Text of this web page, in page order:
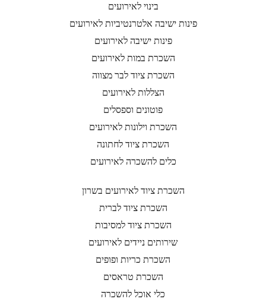
בינוי לאירועים
פינות ישיבה אלטרנטיביות לאירועים
פינות ישיבה לאירועים
השכרת במות לאירועים
השכרת ציוד לבר מצווה
הצללות לאירועים
פוטונים וספסלים
השכרת וילונות לאירועים
השכרת ציוד לחתונה
כלים להשכרה לאירועים
השכרת ציוד לאירועים בשרון
השכרת ציוד לברית
השכרת ציוד למסיבות
שירותים ניידים לאירועים
השכרת כריות ופופים
השכרת טראסים
כלי אוכל להשכרה